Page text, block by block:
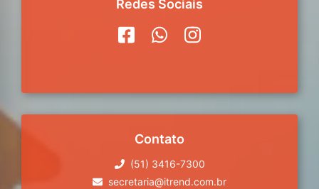
Redes Sociais
Contato
(51) 3416-7300
secretaria@itrend.com.br